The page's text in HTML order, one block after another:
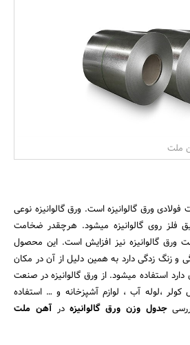
مسکن و ساختمان
ملت
ورق گالوانیزه است. ورق گالوانیزه نوعی
فلز روی گالوانیزه میشود. هرچقدر ضخامت
گالوانیزه نیز افزایش است. این محصول
و زنگ زدگی دارد به همین دلیل از آن در مکان
استفاده میشود. از ورق گالوانیزه در صنعت
،لوله آب ، لوازم آشپزخانه و … استفاده
جدول وزن ورق گالوانیزهدرآهن ملت